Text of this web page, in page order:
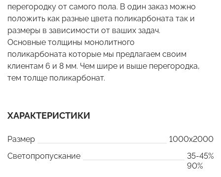
перегородку от самого пола. В один заказ можно
положить как разные цвета поликарбоната так и
размеры в зависимости от ваших задач.
Основные толщины монолитного
поликарбоната которые мы предлагаем своим
клиентам 6 и 8 мм. Чем шире и выше перегородка,
тем толще поликарбонат.
ХАРАКТЕРИСТИКИ
Размер
1000x2000
Светопропускание
35-45%
90%